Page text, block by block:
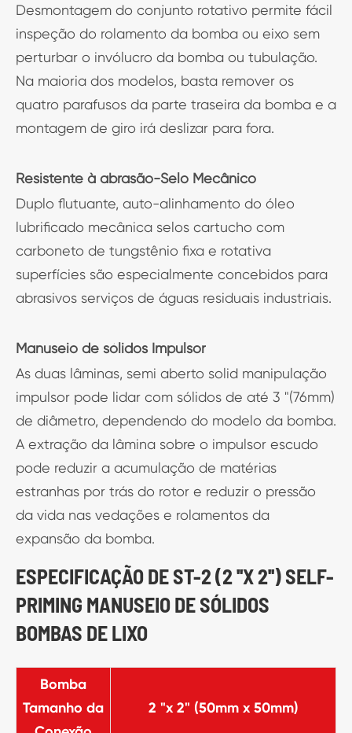
Desmontagem do conjunto rotativo permite fácil
inspeção do rolamento da bomba ou eixo sem
perturbar o invólucro da bomba ou tubulação.
Na maioria dos modelos, basta remover os
quatro parafusos da parte traseira da bomba e a
montagem de giro irá deslizar para fora.
Resistente à abrasão-Selo Mecânico
Duplo flutuante, auto-alinhamento do óleo
lubrificado mecânica selos cartucho com
carboneto de tungstênio fixa e rotativa
superfícies são especialmente concebidos para
abrasivos serviços de águas residuais industriais.
Manuseio de sólidos Impulsor
As duas lâminas, semi aberto solid manipulação
impulsor pode lidar com sólidos de até 3 "(76mm)
de diâmetro, dependendo do modelo da bomba.
A extração da lâmina sobre o impulsor escudo
pode reduzir a acumulação de matérias
estranhas por trás do rotor e reduzir o pressão
da vida nas vedações e rolamentos da
expansão da bomba.
ESPECIFICAÇÃO DE ST-2 (2 ''X 2'') SELF-
PRIMING MANUSEIO DE SÓLIDOS
BOMBAS DE LIXO
Bomba
Tamanho da
2 "x 2" (50mm x 50mm)